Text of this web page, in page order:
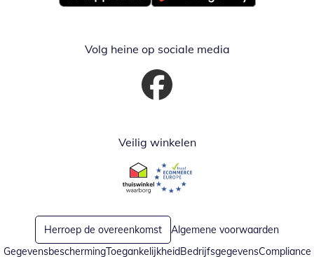
Opent in nieuw vensterOpent in nieuw venster
Volg heine op sociale media
Opent in nieuw venster
Veilig winkelen
Opent in nieuw venster
Opent in nieuw venster
Herroep de overeenkomst
Algemene voorwaarden
GegevensbeschermingToegankelijkheidBedrijfsgegevensCompliance